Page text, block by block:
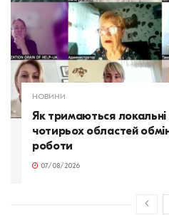
НОВИНИ
Як тримаються локальні
чотирьох областей
роботи
07/08/2026